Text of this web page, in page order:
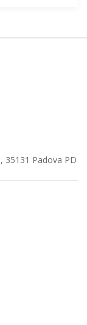
35131 Padova PD